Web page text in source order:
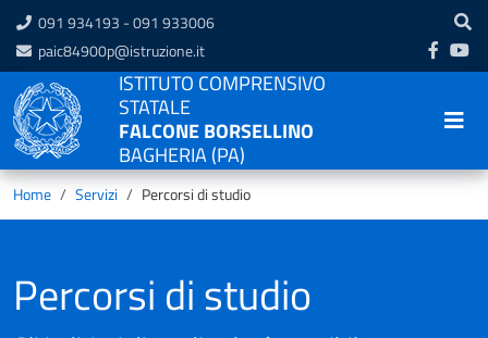
091 934193 - 091 933006
paic84900p@istruzione.it
ISTITUTO COMPRENSIVO
STATALE
FALCONE BORSELLINO
BAGHERIA (PA)
Home Servizi Percorsi di studio
Percorsi di studio